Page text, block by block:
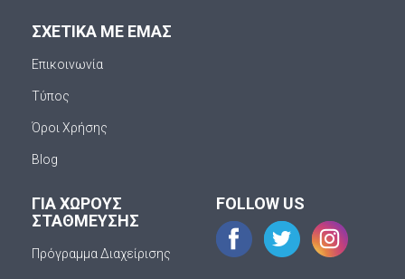
ΣΧΕΤΙΚΑ ΜΕ ΕΜΑΣ
Επικοινωνία
Τύπος
Όροι Χρήσης
Blog
ΓΙΑ ΧΩΡΟΥΣ
ΣΤΑΘΜΕΥΣΗΣ
Πρόγραμμα Διαχείρισης
FOLLOW US